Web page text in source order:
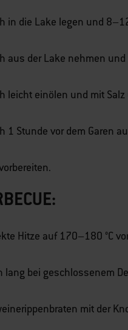
in die Lake legen und
aus der Lake nehmen
leicht einölen und mit
1 Stunde vor dem Garen
Hitze auf 170–180 °C
lang bei geschlossenem
mit der